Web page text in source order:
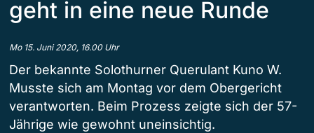
geht in eine neue Runde
Mo 15. Juni 2020, 16.00 Uhr
Der bekannte Solothurner Querulant Kuno W.
Musste sich am Montag vor dem Obergericht
verantworten. Beim Prozess zeigte sich der 57-
Jährige wie gewohnt uneinsichtig.